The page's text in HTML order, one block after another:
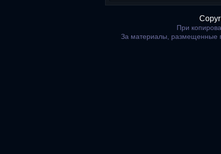
При
За материалы, размещенные